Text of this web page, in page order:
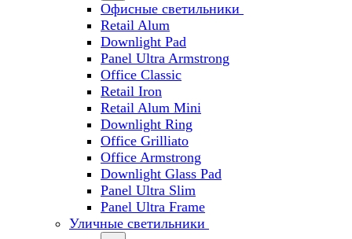
Офисные светильники
Retail Alum
Downlight Pad
Panel Ultra Armstrong
Office Classic
Retail Iron
Retail Alum Mini
Downlight Ring
Office Grilliato
Office Armstrong
Downlight Glass Pad
Panel Ultra Slim
Panel Ultra Frame
Уличные светильники